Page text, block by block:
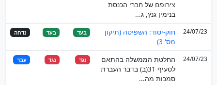
צירופם של חברי הכנסת
בנימין גנץ, ג...
24/07/23
חוק-יסוד: השפיטה (תיקון
מס' 3)
בעד בעד נדחה
24/07/23
החלטת הממשלה בהתאם
לסעיף 31(ב) בדבר העברת
סמכות מה...
נגד נגד עבר